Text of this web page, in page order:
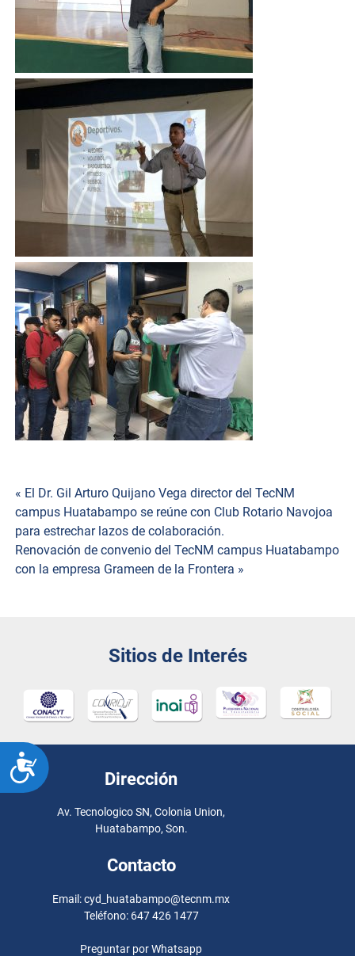
ACCESIBILIDAD
Navegación
de
entradas
« El Dr. Gil Arturo Quijano Vega director del TecNM
campus Huatabampo se reúne con Club Rotario Navojoa
para estrechar lazos de colaboración.
Renovación de convenio del TecNM campus Huatabampo
con la empresa Grameen de la Frontera »
Sitios de Interés
Dirección
Av. Tecnologico SN, Colonia Union,
Huatabampo, Son.
Contacto
Email: cyd_huatabampo@tecnm.mx
Teléfono: 647 426 1477
Preguntar por Whatsapp